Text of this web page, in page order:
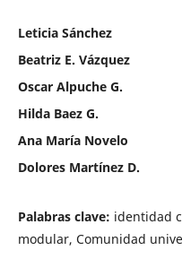
Leticia Sánchez
Beatriz E. Vázquez
Oscar Alpuche G.
Hilda Baez G.
Ana María Novelo
Dolores Martínez D.
Palabras clave: identidad
modular, Comunidad